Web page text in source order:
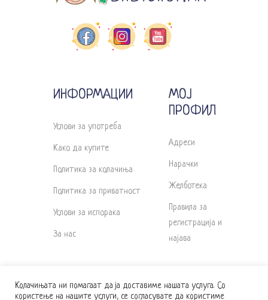
ИНФОРМАЦИИ
Услови за употреба
Како да купите
Политика за колачиња
Политика за приватност
Услови за испорака
За нас
МОЈ
ПРОФИЛ
Адреси
Нарачки
Желботека
Правила за
регистрација и
најава
Колачињата ни помагаат да ја доставиме нашата услуга. Со
користење на нашите услуги, се согласувате да користиме